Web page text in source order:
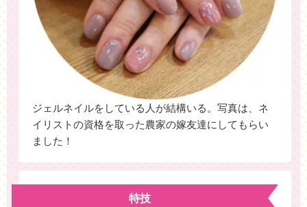
ジェルネイルをしている人が結構いる。写真は、ネ
イリストの資格を取った農家の嫁友達にしてもらい
ました！
特技